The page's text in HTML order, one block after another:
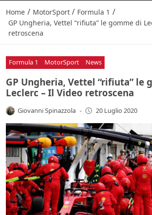
Home / MotorSport / Formula 1 /
GP Ungheria, Vettel “rifiuta” le gomme di
retroscena
Formula 1 MotorSport News
GP Ungheria, Vettel “rifiuta” le
Leclerc – Il Video retroscena
Giovanni Spinazzola - 20 Luglio 2020